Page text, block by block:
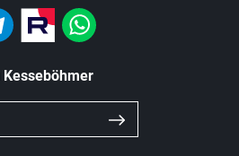
Kesseböhmer